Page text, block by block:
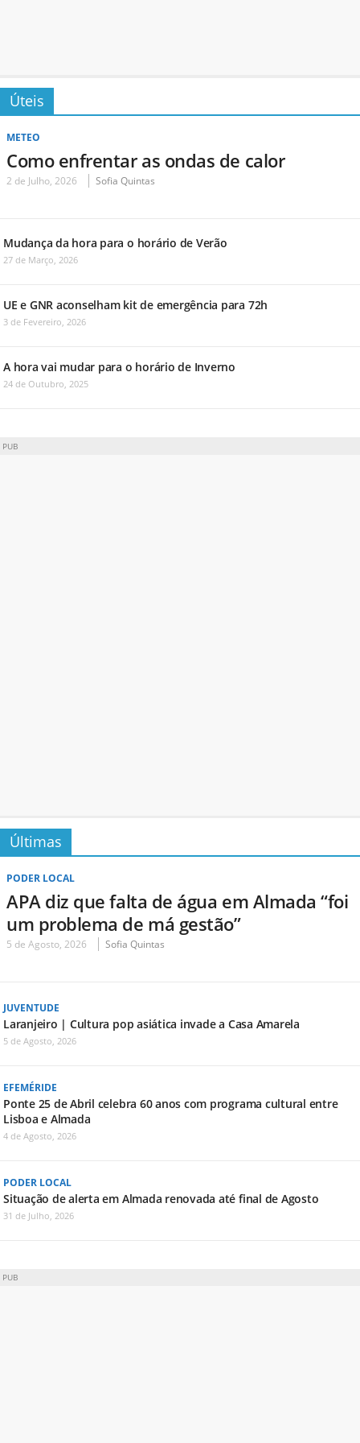
Úteis
METEO
Como enfrentar as ondas de calor
2 de Julho, 2026 Sofia Quintas
Mudança da hora para o horário de Verão
27 de Março, 2026
UE e GNR aconselham kit de emergência para 72h
3 de Fevereiro, 2026
A hora vai mudar para o horário de Inverno
24 de Outubro, 2025
PUB
Últimas
PODER LOCAL
APA diz que falta de água em Almada “foi
um problema de má gestão”
5 de Agosto, 2026 Sofia Quintas
JUVENTUDE
Laranjeiro | Cultura pop asiática invade a Casa Amarela
5 de Agosto, 2026
EFEMÉRIDE
Ponte 25 de Abril celebra 60 anos com programa cultural entre
Lisboa e Almada
4 de Agosto, 2026
PODER LOCAL
Situação de alerta em Almada renovada até final de Agosto
31 de Julho, 2026
PUB